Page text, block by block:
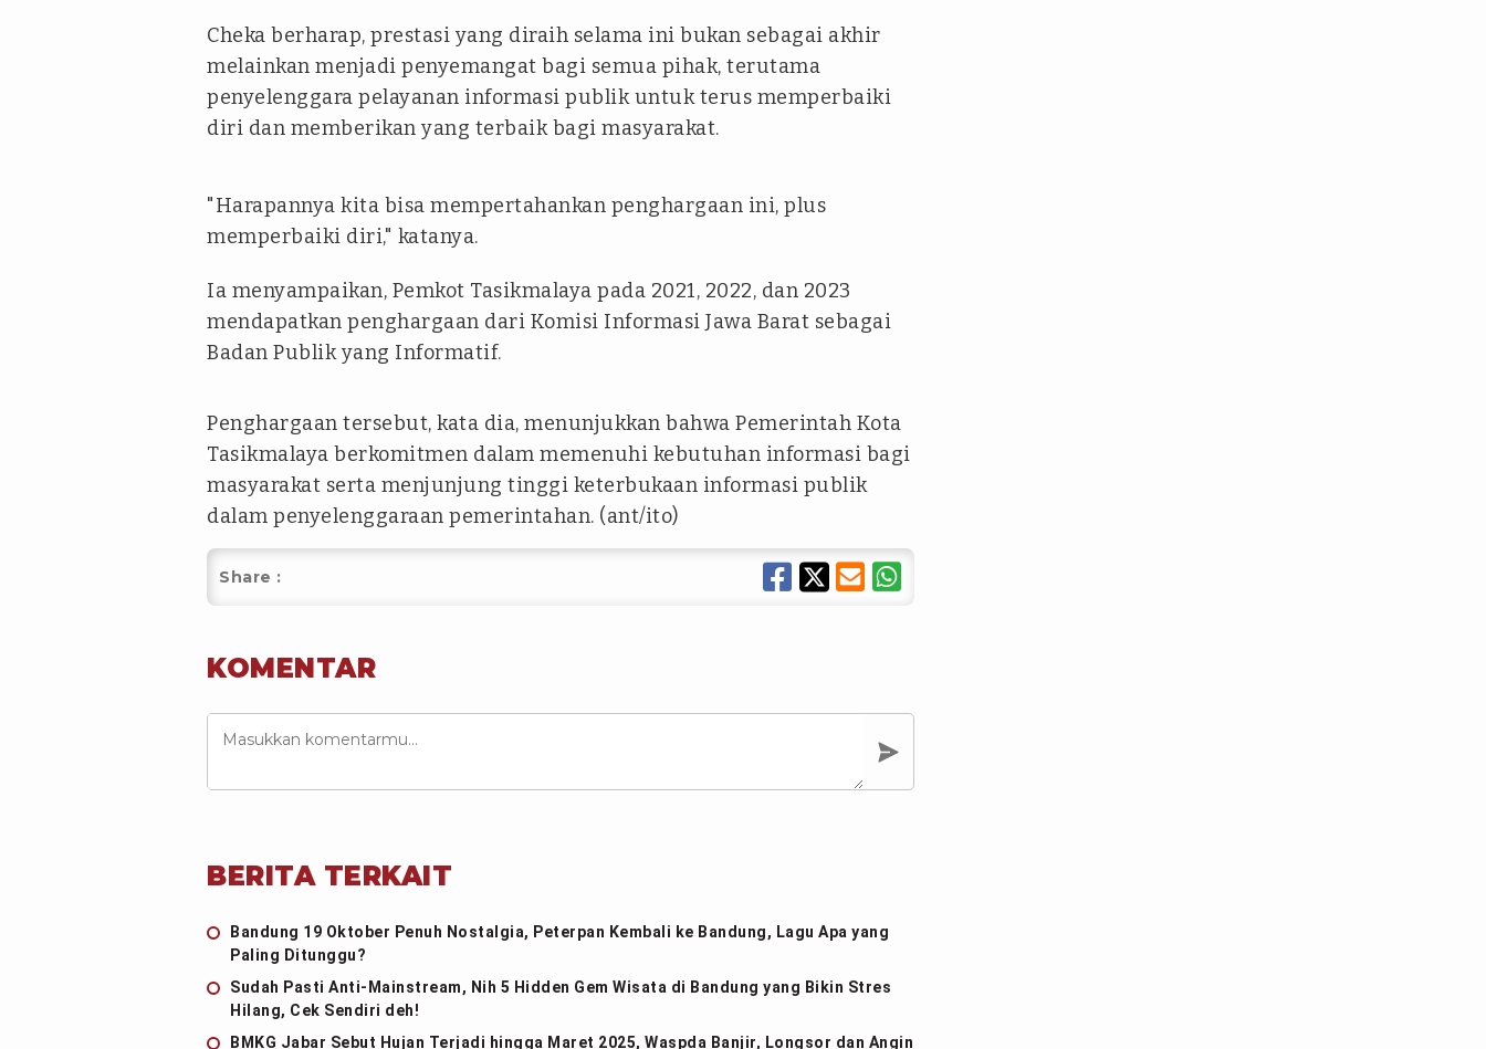
Cheka berharap, prestasi yang diraih selama ini bukan sebagai akhir
melainkan menjadi penyemangat bagi semua pihak, terutama
penyelenggara pelayanan informasi publik untuk terus memperbaiki
diri dan memberikan yang terbaik bagi masyarakat.
"Harapannya kita bisa mempertahankan penghargaan ini, plus
memperbaiki diri," katanya.
Ia menyampaikan, Pemkot Tasikmalaya pada 2021, 2022, dan 2023
mendapatkan penghargaan dari Komisi Informasi Jawa Barat sebagai
Badan Publik yang Informatif.
Penghargaan tersebut, kata dia, menunjukkan bahwa Pemerintah Kota
Tasikmalaya berkomitmen dalam memenuhi kebutuhan informasi bagi
masyarakat serta menjunjung tinggi keterbukaan informasi publik
dalam penyelenggaraan pemerintahan. (ant/ito)
Share :
KOMENTAR
BERITA TERKAIT
Bandung 19 Oktober Penuh Nostalgia, Peterpan Kembali ke Bandung, Lagu Apa yang
Paling Ditunggu?
Sudah Pasti Anti-Mainstream, Nih 5 Hidden Gem Wisata di Bandung yang Bikin Stres
Hilang, Cek Sendiri deh!
BMKG Jabar Sebut Hujan Terjadi hingga Maret 2025, Waspda Banjir, Longsor dan Angin